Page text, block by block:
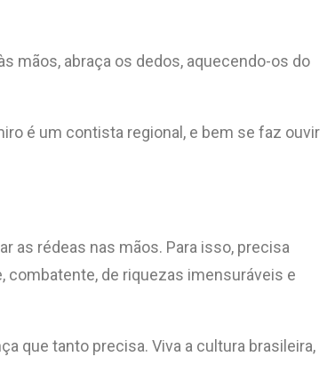
mãos, abraça os dedos, aquecendo-os do
é um contista regional, e bem se faz ouvir
as rédeas nas mãos. Para isso, precisa
combatente, de riquezas imensuráveis e
que tanto precisa. Viva a cultura brasileira,